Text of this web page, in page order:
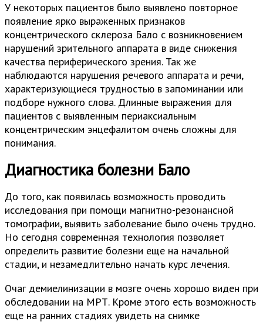
У некоторых пациентов было выявлено повторное
появление ярко выраженных признаков
концентрического склероза Бало с возникновением
нарушений зрительного аппарата в виде снижения
качества периферического зрения. Так же
наблюдаются нарушения речевого аппарата и речи,
характеризующиеся трудностью в запоминании или
подборе нужного слова. Длинные выражения для
пациентов с выявленным периаксиальным
концентрическим энцефалитом очень сложны для
понимания.
Диагностика болезни Бало
До того, как появилась возможность проводить
исследования при помощи магнитно-резонансной
томографии, выявить заболевание было очень трудно.
Но сегодня современная технология позволяет
определить развитие болезни еще на начальной
стадии, и незамедлительно начать курс лечения.
Очаг демиелинизации в мозге очень хорошо виден при
обследовании на МРТ. Кроме этого есть возможность
еще на ранних стадиях увидеть на снимке